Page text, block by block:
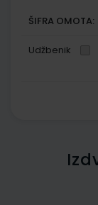
ŠIFRA OMOTA:
Udžbenik